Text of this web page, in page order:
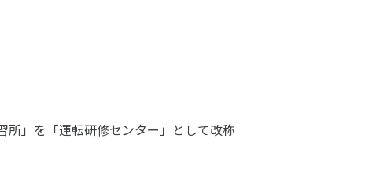
所」を「運転研修センター」として改称